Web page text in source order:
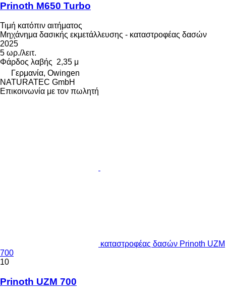
Prinoth M650 Turbo
Τιμή κατόπιν αιτήματος
Μηχάνημα δασικής εκμετάλλευσης - καταστροφέας δασών
2025
5 ωρ./λειτ.
Φάρδος λαβής 2,35 μ
Γερμανία, Owingen
NATURATEC GmbH
Επικοινωνία με τον πωλητή
καταστροφέας δασών Prinoth UZM
700
10
Prinoth UZM 700